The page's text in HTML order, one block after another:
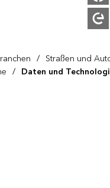
/ Straßen und
/ Daten und